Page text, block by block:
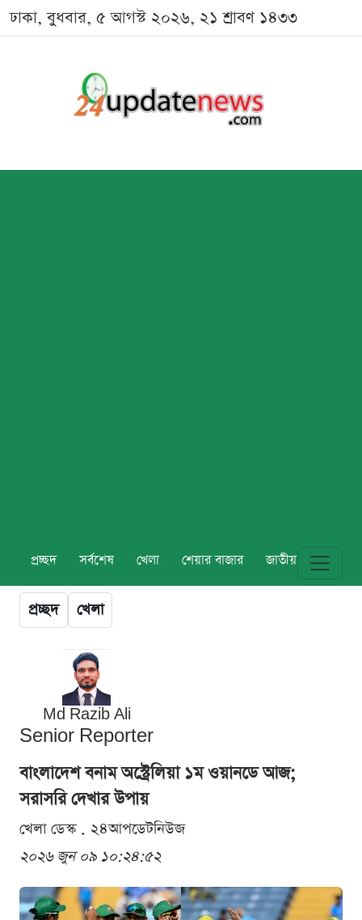
ঢাকা, বুধবার, ৫ আগস্ট ২০২৬, ২১ শ্রাবণ ১৪৩৩
প্রচ্ছদ সর্বশেষ খেলা শেয়ার বাজার জাতীয় বিশ্ব
প্রচ্ছদ খেলা
Md Razib Ali
Senior Reporter
বাংলাদেশ বনাম অস্ট্রেলিয়া ১ম ওয়ানডে আজ;
সরাসরি দেখার উপায়
খেলা ডেস্ক . ২৪আপডেটনিউজ
২০২৬ জুন ০৯ ১০:২৪:৫২